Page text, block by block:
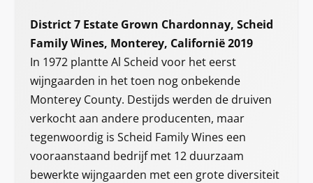
District 7 Estate Grown Chardonnay, Scheid
Family Wines, Monterey, Californië 2019
In 1972 plantte Al Scheid voor het eerst
wijngaarden in het toen nog onbekende
Monterey County. Destijds werden de druiven
verkocht aan andere producenten, maar
tegenwoordig is Scheid Family Wines een
vooraanstaand bedrijf met 12 duurzaam
bewerkte wijngaarden met een grote diversiteit